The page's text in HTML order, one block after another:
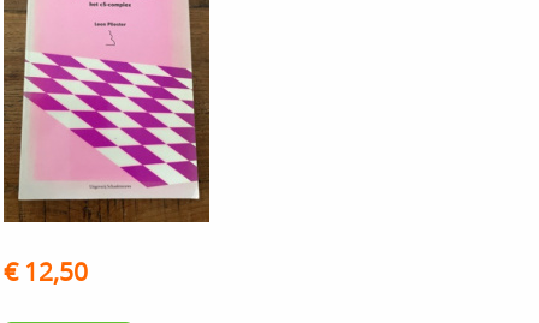
€ 12,50